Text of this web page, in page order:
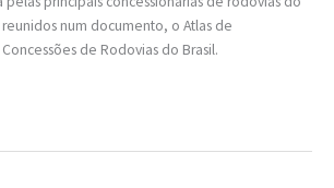
reunidos num documento, o Atlas de
de Rodovias do Brasil.